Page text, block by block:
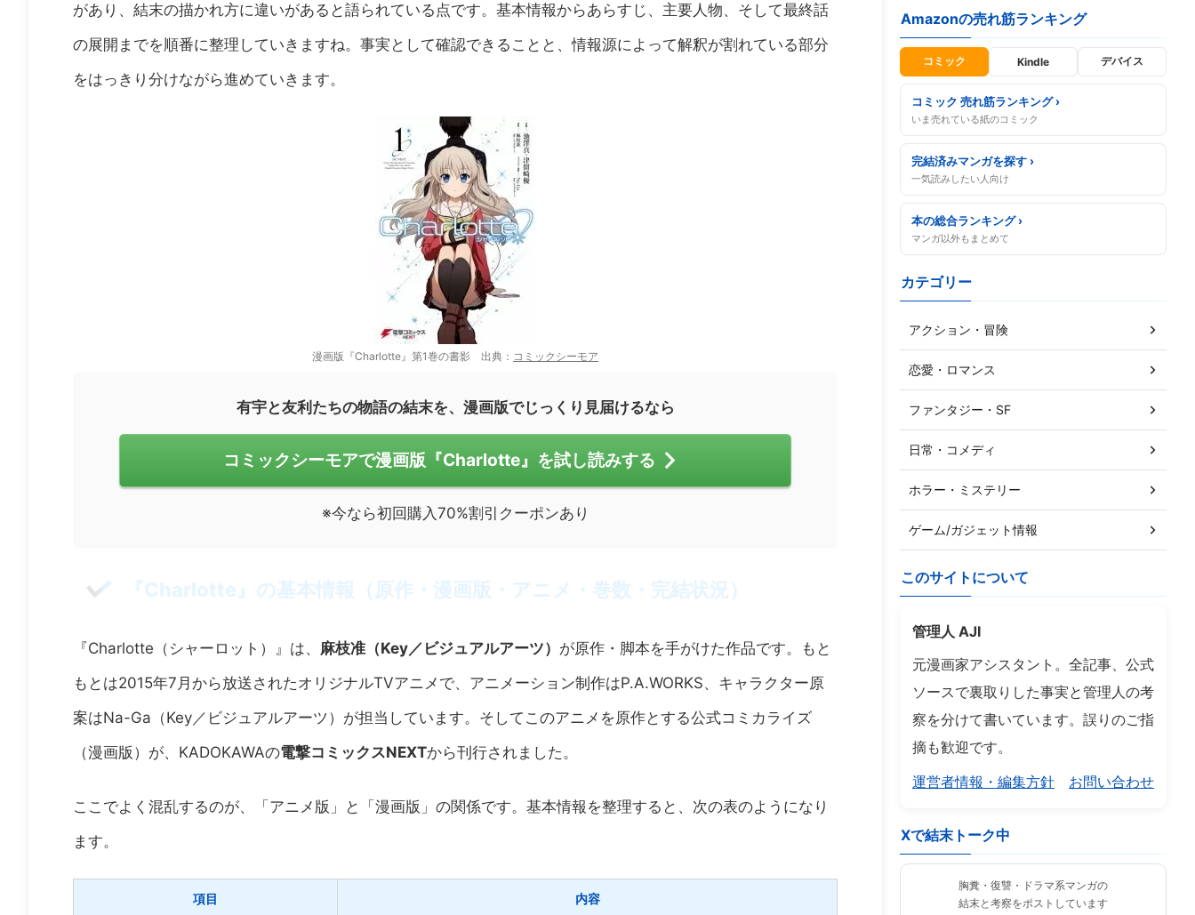
があり、結末の描かれ方に違いがあると語られている点です。基本情報からあらすじ、主要人物、そして最終話
の展開までを順番に整理していきますね。事実として確認できることと、情報源によって解釈が割れている部分
をはっきり分けながら進めていきます。
漫画版『Charlotte』第1巻の書影 出典： コミックシーモア
有宇と友利たちの物語の結末を、漫画版でじっくり見届けるなら
コミックシーモアで漫画版『Charlotte』を試し読みする
※今なら初回購入70%割引クーポンあり
『Charlotte』の基本情報（原作・漫画版・アニメ・巻数・完結状況）
『Charlotte（シャーロット）』は、 麻枝准（Key／ビジュアルアーツ） が原作・脚本を手がけた作品です。もと
もとは2015年7月から放送されたオリジナルTVアニメで、アニメーション制作はP.A.WORKS、キャラクター原
案はNa-Ga（Key／ビジュアルアーツ）が担当しています。そしてこのアニメを原作とする公式コミカライズ
（漫画版）が、KADOKAWAの電撃コミックスNEXTから刊行されました。
ここでよく混乱するのが、「アニメ版」と「漫画版」の関係です。基本情報を整理すると、次の表のようになり
ます。
項目 内容
Amazonの売れ筋ランキング
コミック Kindle デバイス
コミック 売れ筋ランキング ›
いま売れている紙のコミック
完結済みマンガを探す ›
一気読みしたい人向け
本の総合ランキング ›
マンガ以外もまとめて
カテゴリー
アクション・冒険
恋愛・ロマンス
ファンタジー・SF
日常・コメディ
ホラー・ミステリー
ゲーム/ガジェット情報
このサイトについて
管理人 AJI
元漫画家アシスタント。全記事、公式
ソースで裏取りした事実と管理人の考
察を分けて書いています。誤りのご指
摘も歓迎です。
運営者情報・編集方針
お問い合わせ
Xで結末トーク中
胸糞・復讐・ドラマ系マンガの
結末と考察をポストしています